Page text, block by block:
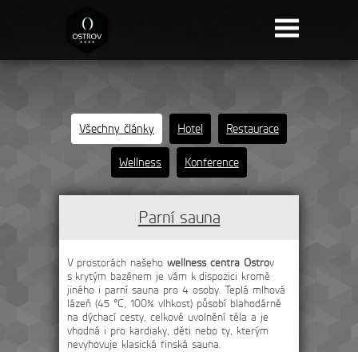
Všechny články Hotel Restaurace
Wellness Konference
Parní sauna
V prostorách našeho wellness centra Ostrov
s krytým bazénem je vám k dispozici kromě
jiného i parní sauna pro 4 osoby. Teplá mlhová
lázeň (45 °C, 100% vlhkost) působí blahodárně
na dýchací cesty, celkové uvolnění těla a je
vhodná i pro kardiaky, děti nebo ty, kterým
nevyhovuje klasická finská sauna.